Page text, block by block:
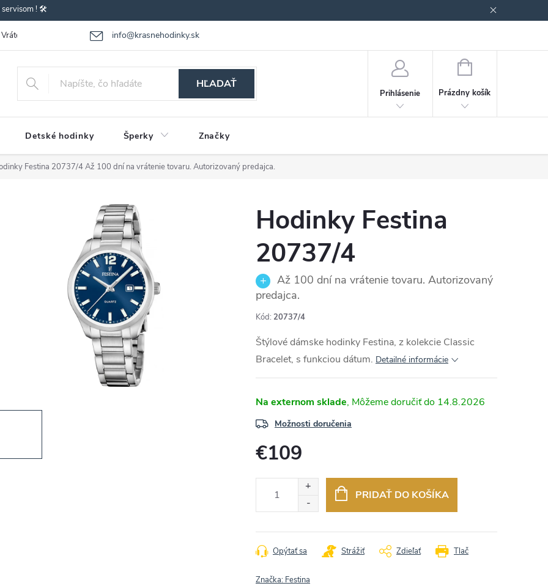
servisom ! 🛠️
info@krasnehodinky.sk
Vrátenie-výmena tovaru Reklamácia tovaru Obchodné podmienky
HĽADAŤ
Prihlásenie
NÁKUPNÝ
Prázdny košík
Detské hodinky Šperky Značky
Festina 20737/4Až 100 dní na vrátenie tovaru. Autorizovaný predajca.
Hodinky Festina
20737/4
Až 100 dní na vrátenie tovaru. Autorizovaný
predajca.
Kód: 20737/4
Štýlové dámske hodinky Festina, z kolekcie Classic
Bracelet, s funkciou dátum. Detailné informácie
Na externom sklade 14.8.2026
Možnosti doručenia
€109
PRIDAŤ DO KOŠÍKA
Tlač
Opýtať sa Strážiť Zdieľať
Značka: Festina